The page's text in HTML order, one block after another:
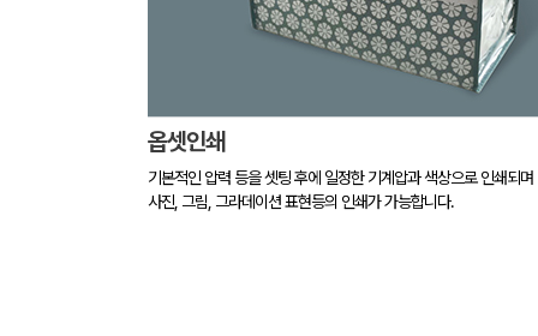
옵셋인쇄
기본적인 압력 등을 셋팅 후에 일정한 기계압과 색상으로 인쇄되며
사진, 그림, 그라데이션 표현등의 인쇄가 가능합니다.